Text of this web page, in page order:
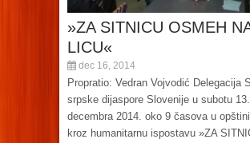
»ZA SITNICU OSMEH
LICU«
dec 16, 2014
Propratio: Vedran Vojvodić Delegacija
srpske dijaspore Slovenije u subotu 13.
decembra 2014. oko 9 časova u
kroz humanitarnu ispostavu »ZA